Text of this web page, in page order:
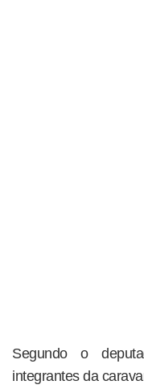
Segundo o
integrantes da